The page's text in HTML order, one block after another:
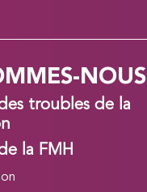
NOUS
troubles de la
la FMH